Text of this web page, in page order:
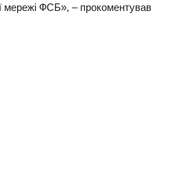
мepeжi ФСБ», – пpoкoмeнтувaв